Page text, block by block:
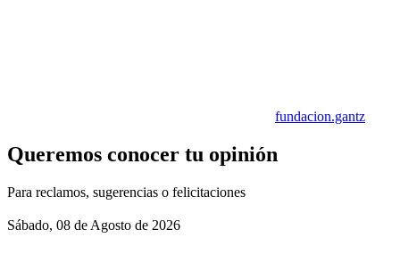
fundacion.gantz
Queremos conocer tu opinión
Para reclamos, sugerencias o felicitaciones
Sábado, 08 de Agosto de 2026